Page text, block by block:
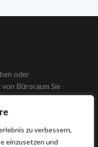
zu verbessern,
einzusetzen und
oder
Büroraum Sie